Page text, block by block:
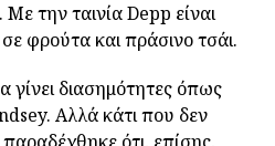
την ταινία Depp είναι
φρούτα και πράσινο τσάι.
γίνει διασημότητες όπως
Αλλά κάτι που δεν